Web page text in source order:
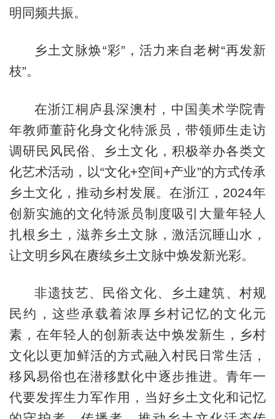
明同频共振。
乡土文脉焕“彩”，活力来自老树“再发新
枝”。
在浙江桐庐县深澳村，中国美术学院青
年教师董莳化身文化特派员，带领师生走访
调研民风民俗、乡土文化，积极举办各类文
化艺术活动，以“文化+空间+产业”的方式传承
乡土文化，推动乡村发展。在浙江，2024年
创新实施的文化特派员制度吸引大量年轻人
扎根乡土，滋养乡土文脉，激活沉睡山水，
让文明乡风在赓续乡土文脉中焕发新光彩。
非遗技艺、民俗文化、乡土建筑、村规
民约，这些承载着浓厚乡村记忆的文化元
素，在年轻人的创新表达中焕发新生，乡村
文化以更加鲜活的方式融入村民日常生活，
移风易俗也在潜移默化中逐步推进。青年一
代要发挥生力军作用，当好乡土文化和记忆